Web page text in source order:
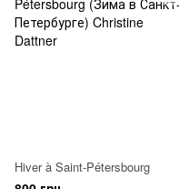
Hiver à Saint-Pétersbourg